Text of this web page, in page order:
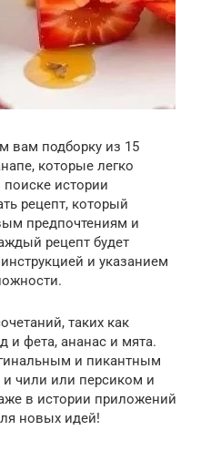
вам подборку из 15
которые легко
истории
рецепт, который
предпочтениям и
рецепт будет
и указанием
таких как
и фета, ананас и мята.
и пикантным
и чили или персиком и
в истории приложений
новых идей!